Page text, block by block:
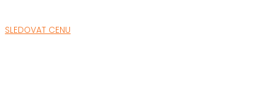
SLEDOVAT CENU